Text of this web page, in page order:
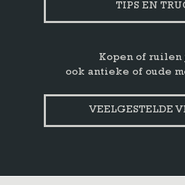
TIPS EN
Kopen of
ook antieke of oude
VEELGESTELDE